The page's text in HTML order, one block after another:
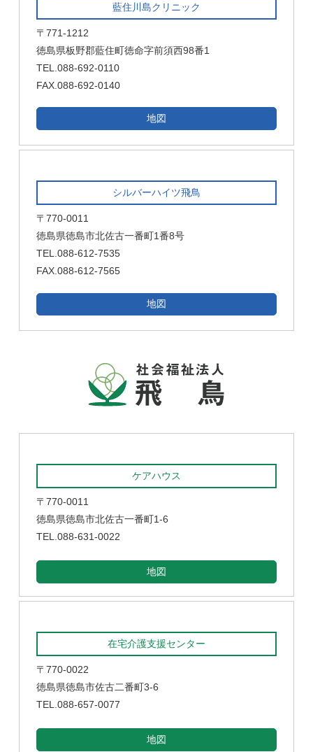
藍住川島クリニック
〒771-1212
徳島県板野郡藍住町徳命字前須西98番1
TEL.088-692-0110
FAX.088-692-0140
地図
シルバーハイツ飛鳥
〒770-0011
徳島県徳島市北佐古一番町1番8号
TEL.088-612-7535
FAX.088-612-7565
地図
ケアハウス
〒770-0011
徳島県徳島市北佐古一番町1-6
TEL.088-631-0022
地図
在宅介護支援センター
〒770-0022
徳島県徳島市佐古二番町3-6
TEL.088-657-0077
地図